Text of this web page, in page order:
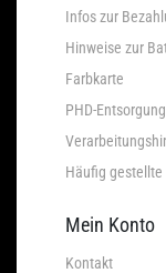
Infos zur
Hinweise zur
Farbkarte
PHD-
Häufig gestellte
Mein Konto
Kontakt